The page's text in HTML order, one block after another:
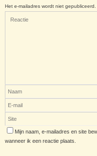
Het e-mailadres wordt niet gepubliceerd.
Mijn naam, e-mailadres en site
wanneer ik een reactie plaats.